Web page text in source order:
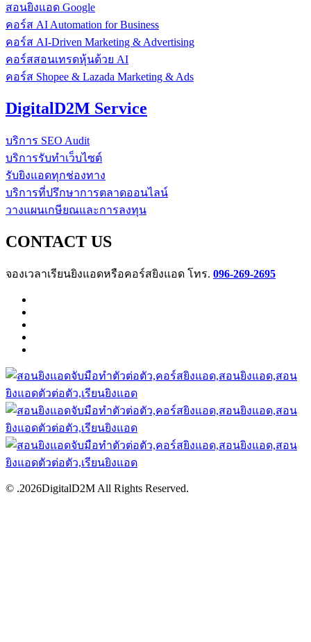
สอนยิงแอด Google
คอร์ส AI Automation for Business
คอร์ส AI-Driven Marketing & Advertising
คอร์สสอนเทรดหุ้นด้วย AI
คอร์ส Shopee & Lazada Marketing & Ads
DigitalD2M Service
บริการ SEO Audit
บริการรับทำเว็บไซต์
รับยิงแอดทุกช่องทาง
บริการที่ปรึกษาการตลาดออนไลน์
วางแผนเกษียณและการลงทุน
CONTACT US
จองเวลาเรียนยิงแอดหรือคอร์สยิงแอด โทร. 096-269-2695
© .2026DigitalD2M All Rights Reserved.